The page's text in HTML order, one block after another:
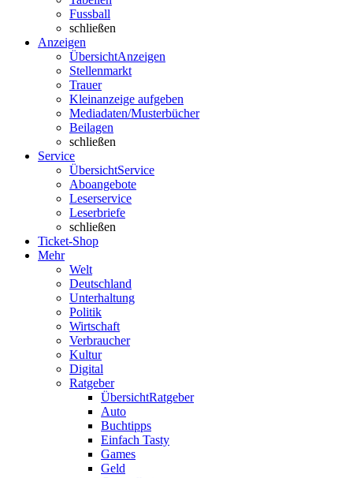
Fussball
schließen
Anzeigen
ÜbersichtAnzeigen
Stellenmarkt
Trauer
Kleinanzeige aufgeben
Mediadaten/Musterbücher
Beilagen
schließen
Service
ÜbersichtService
Aboangebote
Leserservice
Leserbriefe
schließen
Ticket-Shop
Mehr
Welt
Deutschland
Unterhaltung
Politik
Wirtschaft
Verbraucher
Kultur
Digital
Ratgeber
ÜbersichtRatgeber
Auto
Buchtipps
Einfach Tasty
Games
Geld